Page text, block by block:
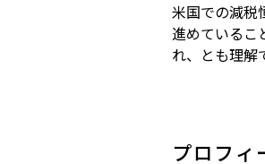
米国での減税
進めているこ
れ、とも理解
プロフィ